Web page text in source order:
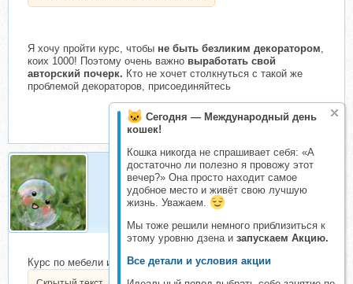
Сегодня — Международный день
кошек!
Кошка никогда не спрашивает себя: «А
достаточно ли полезно я провожу этот
вечер?» Она просто находит самое
удобное место и живёт свою лучшую
жизнь. Уважаем.
Мы тоже решили немного приблизиться к
этому уровню дзена и запускаем Акцию.
Все детали и условия акции
Я хочу пройти курс, чтобы не быть безликим декоратором,
коих 1000! Поэтому очень важно выработать свой
авторский почерк. Кто не хочет столкнуться с такой же
проблемой декораторов, присоединяйтесь
Sveto4ka
Складчик
Курс по мебели и стульям!